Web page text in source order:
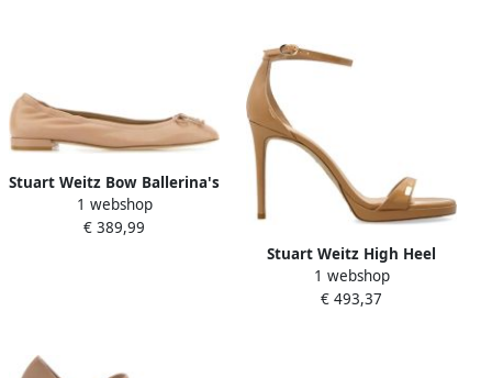
Stuart Weitz Bow Ballerina's
1 webshop
€ 389,99
Stuart Weitz High Heel
Sandals
1 webshop
€ 493,37